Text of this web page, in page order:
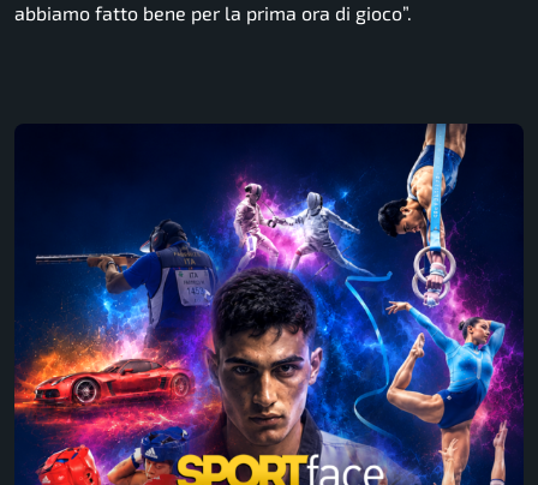
abbiamo fatto bene per la prima ora di gioco”.